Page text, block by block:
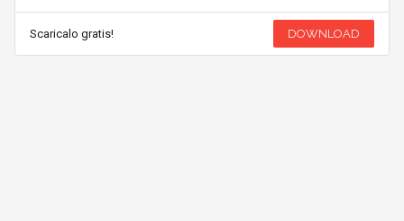
Scaricalo gratis! DOWNLOAD